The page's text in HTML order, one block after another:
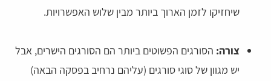
שיחזיקו לזמן הארוך ביותר מבין שלוש האפשרויות.
צורה: הסורגים הפשוטים ביותר הם הסורגים הישרים, אבל
יש מגוון של סוגי סורגים (עליהם נרחיב בפסקה הבאה)